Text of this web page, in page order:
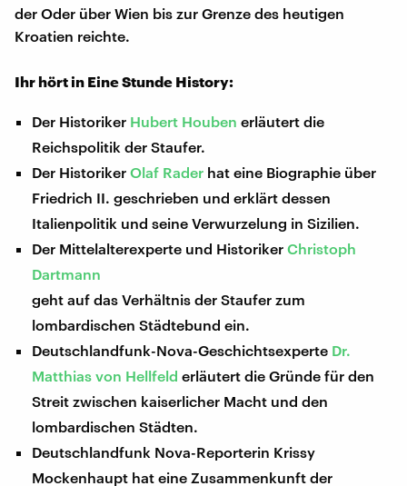
der Oder über Wien bis zur Grenze des heutigen
Kroatien reichte.
Ihr hört in Eine Stunde History:
Der Historiker Hubert Houben erläutert die
Reichspolitik der Staufer.
Der HistorikerOlaf Rader hat eine Biographie über
Friedrich II. geschrieben und erklärt dessen
Italienpolitik und seine Verwurzelung in Sizilien.
Der Mittelalterexperte und HistorikerChristoph
Dartmann
geht auf das Verhältnis der Staufer zum
lombardischen Städtebund ein.
Deutschlandfunk-Nova-Geschichtsexperte Dr.
Matthias von Hellfeld erläutert die Gründe für den
Streit zwischen kaiserlicher Macht und den
lombardischen Städten.
Deutschlandfunk Nova-Reporterin Krissy
Mockenhaupt hat eine Zusammenkunft der